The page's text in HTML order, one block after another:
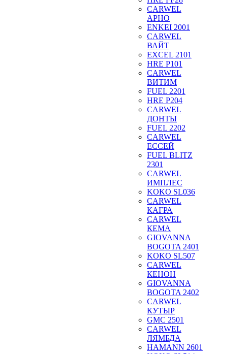
CARWEL
АРНО
ENKEI 2001
CARWEL
ВАЙТ
EXCEL 2101
HRE P101
CARWEL
ВИТИМ
FUEL 2201
HRE P204
CARWEL
ДОНТЫ
FUEL 2202
CARWEL
ЕССЕЙ
FUEL BLITZ
2301
CARWEL
ИМПЛЕС
KOKO SL036
CARWEL
КАГРА
CARWEL
КЕМА
GIOVANNA
BOGOTA 2401
KOKO SL507
CARWEL
КЕНОН
GIOVANNA
BOGOTA 2402
CARWEL
КУТЫР
GMC 2501
CARWEL
ЛЯМБДА
HAMANN 2601